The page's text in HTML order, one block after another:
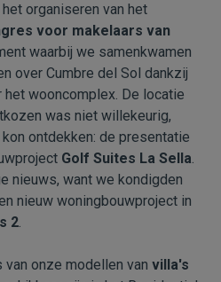
organiseren van het
voor makelaars van
waarbij we samenkwamen
over Cumbre del Sol dankzij
wooncomplex. De locatie
was niet willekeurig,
ontdekken: de presentatie
Golf Suites La Sella.
nieuws, want we kondigden
nieuw woningbouwproject in
2.
onze modellen van villa's